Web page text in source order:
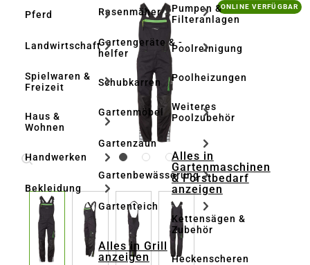
Pferd
Landwirtschaft
Spielwaren &
Freizeit
Haus &
Wohnen
Handwerken
Bekleidung
Rasenmäher
Gartengeräte & -
helfer
Schubkarren
Gartenmöbel
Gartenzaun
Gartenbewässerung
Gartenteich
Alles in Grill
anzeigen
Pumpen &
Filteranlagen
Poolreinigung
Poolheizungen
Weiteres
Poolzubehör
Alles in
Gartenmaschinen
& Forstbedarf
anzeigen
Kettensägen &
Zubehör
Heckenscheren
Bildergalerie überspringen ONLINE VERFÜGBAR